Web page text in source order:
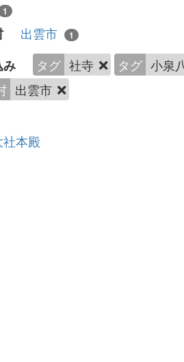
1
出雲市 1
み タグ 社寺 タグ 小泉
出雲市
本殿